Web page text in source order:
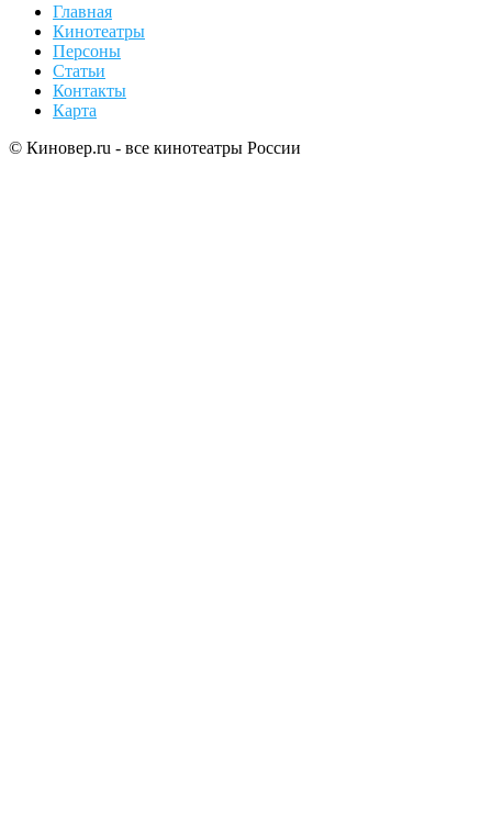
Главная
Кинотеатры
Персоны
Статьи
Контакты
Карта
© Киновер.ru - все кинотеатры России